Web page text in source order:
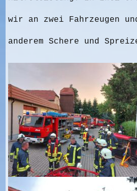
wir an zwei Fahrzeugen
anderem Schere und